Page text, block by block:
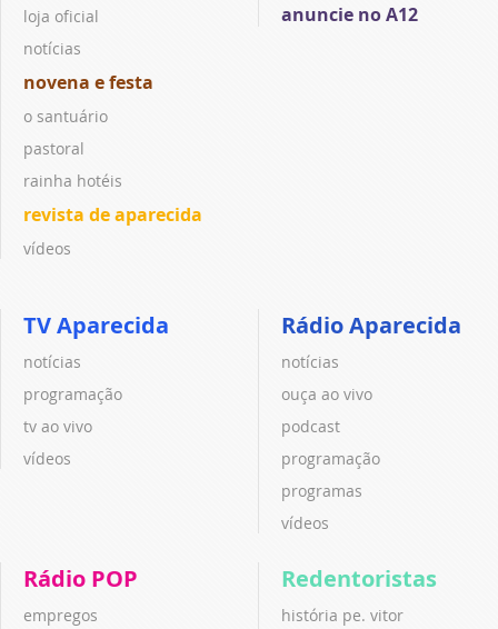
loja oficial
notícias
novena e festa
o santuário
pastoral
rainha hotéis
revista de aparecida
vídeos
anuncie no A12
TV Aparecida
notícias
programação
tv ao vivo
vídeos
Rádio Aparecida
notícias
ouça ao vivo
podcast
programação
programas
vídeos
Rádio POP
empregos
Redentoristas
história pe. vitor